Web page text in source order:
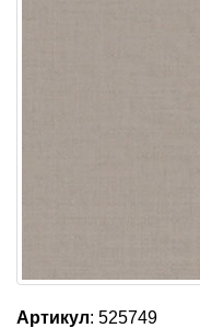
Артикул: 525749